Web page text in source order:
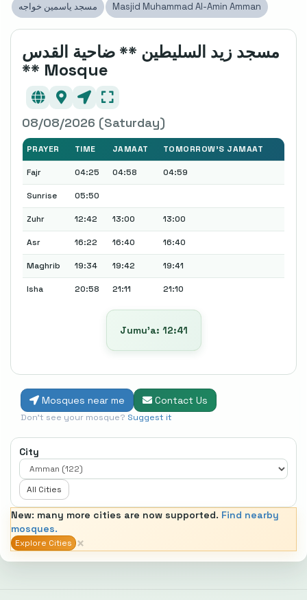
مسجد ياسمين خواجه
Masjid Muhammad Al-Amin Amman
مسجد زيد السليطين ** ضاحية القدس
** Mosque
08/08/2026 (Saturday)
PRAYER TIME JAMAAT TOMORROW'S JAMAAT
Fajr 04:25 04:58 04:59
Sunrise 05:50
Zuhr 12:42 13:00 13:00
Asr 16:22 16:40 16:40
Maghrib 19:34 19:42 19:41
Isha 20:58 21:11 21:10
Jumu’a: 12:41
Mosques near me Contact Us
Don't see your mosque? Suggest it
City
All Cities
New: many more cities are now supported. Find nearby
mosques.
Explore Cities ×